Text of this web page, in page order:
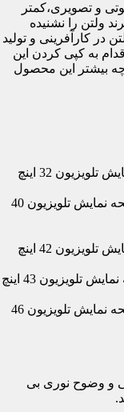
و تصویری،کمتر
ولتن را نشنیده
در کارآفرینی و تولید
به کپی کردن این
چه بیشتر این محصول
32 اینچ
قیمت و خرید اینترنتی انواع محافظ صفحه نمایش تلویزیون 40
42 اینچ
43 اینچ
قیمت و خرید اینترنتی انواع محافظ صفحه نمایش تلویزیون 46
و وضوح نوری بی